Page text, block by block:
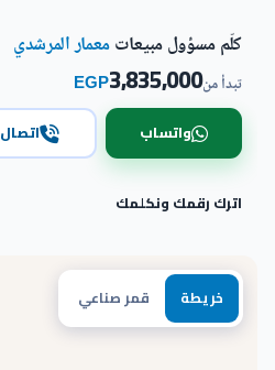
خريطة قمر صناعي
كلّم مسؤول مبيعاتمعمار المرشدي
تبدأ من3,835,000
EGP
واتساب اتصال
اترك رقمك ونكلمك